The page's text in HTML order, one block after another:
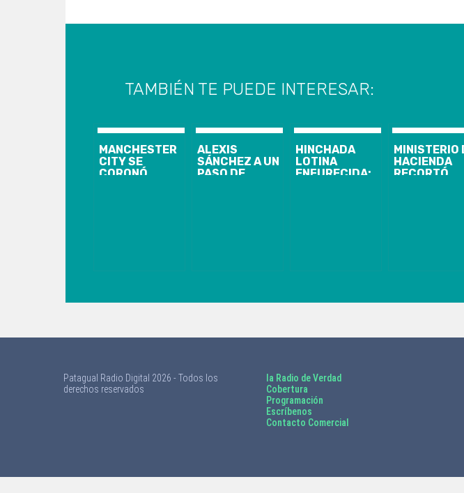
TAMBIÉN TE PUEDE INTERESAR:
MANCHESTER
CITY SE
CORONÓ
ALEXIS
SÁNCHEZ A UN
PASO DE
HINCHADA
LOTINA
ENFURECIDA:
MINISTERIO
HACIENDA
RECORTÓ
Patagual Radio Digital 2026 - Todos los
derechos reservados
la Radio de Verdad
Cobertura
Programación
Escríbenos
Contacto Comercial